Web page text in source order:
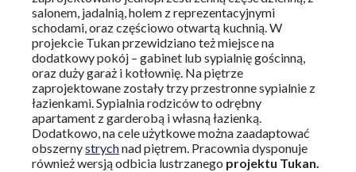
salonem, jadalnią, holem z reprezentacyjnymi
schodami, oraz częściowo otwartą kuchnią. W
projekcie Tukan przewidziano też miejsce na
dodatkowy pokój – gabinet lub sypialnię gościnną,
oraz duży garaż i kotłownię. Na piętrze
zaprojektowane zostały trzy przestronne sypialnie z
łazienkami. Sypialnia rodziców to odrębny
apartament z garderobą i własną łazienką.
Dodatkowo, na cele użytkowe można zaadaptować
obszernystrychnad piętrem. Pracownia dysponuje
również wersją odbicia lustrzanego projektu Tukan.